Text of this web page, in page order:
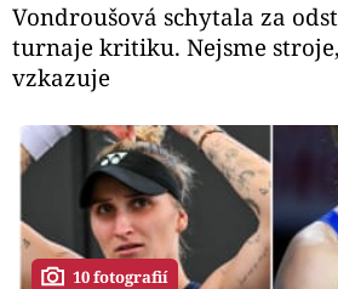
Vondroušová schytala za
turnaje kritiku. Nejsme
vzkazuje
10 fotografií